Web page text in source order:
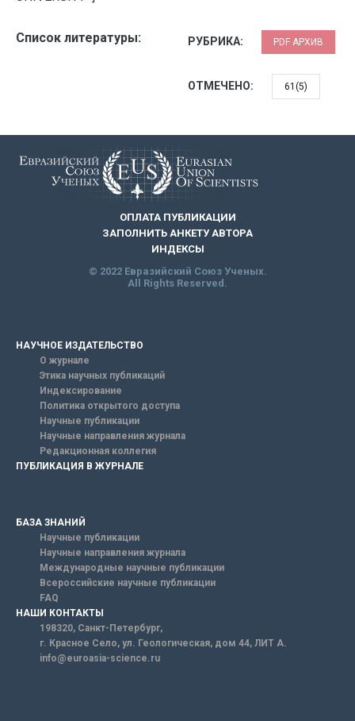
Список литературы: РУБРИКА: PDF АРХИВ
ОТМЕЧЕНО: 61(5)
ОПЛАТА ПУБЛИКАЦИИ
ЗАПОЛНИТЬ АНКЕТУ АВТОРА
ИНДЕКСЫ
© 2022 Евразийский Союз Ученых.
All Rights Reserved.
НАУЧНОЕ ИЗДАТЕЛЬСТВО
О журнале
Этика научных публикаций
Индексирование
Политика открытого доступа
Научные публикации
Научные направления журнала
Редакционная коллегия
ПУБЛИКАЦИЯ В ЖУРНАЛЕ
БАЗА ЗНАНИЙ
Научные публикации
Научные направления журнала
Международные научные публикации
Всероссийские научные публикации
FAQ
НАШИ КОНТАКТЫ
198320, Санкт-Петербург,
г. Красное Село, ул. Геологическая, дом 44, ЛИТ А.
info@euroasia-science.ru